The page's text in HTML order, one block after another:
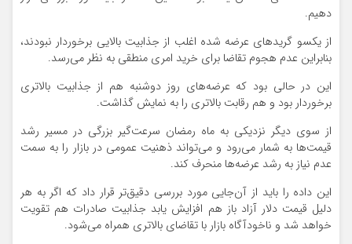
دهیم.
از یکسو گریدهای عرضه‌ شده اغلب از جذابیت بالایی برخوردار نبودند،
بنابراین عدم هجوم تقاضا برای خرید امری منطقی به نظر می‌رسد.
این در حالی بود که عرضه‌های روز دوشنبه هم از جذابیت بالاتری
برخوردار بود و هم رقابت بالاتری را به نمایش گذاشت.
از سوی دیگر نزدیکی به ماه رمضان سرعت‌گیر بزرگی در مسیر رشد
قیمت‌ها به شمار می‌رود و می‌تواند ذهنیت عمومی در بازار را به سمت
عدم نیاز به رشد عرضه‌ها منحرف کند.
این داده را باید از آن‌جایی مورد بررسی دقیق‌تر قرار داد که اگر به هر
دلیل قیمت دلار آزاد باز هم افزایش یابد جذابیت صادرات هم تقویت
خواهد شد و ناخودآگاه بازار با تقاضای بالاتری همراه می‌شود.